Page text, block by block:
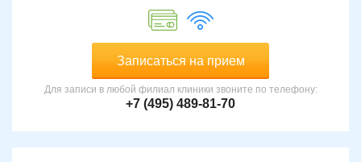
Записаться на прием
Для записи в любой филиал клиники звоните по телефону:
+7 (495) 489-81-70